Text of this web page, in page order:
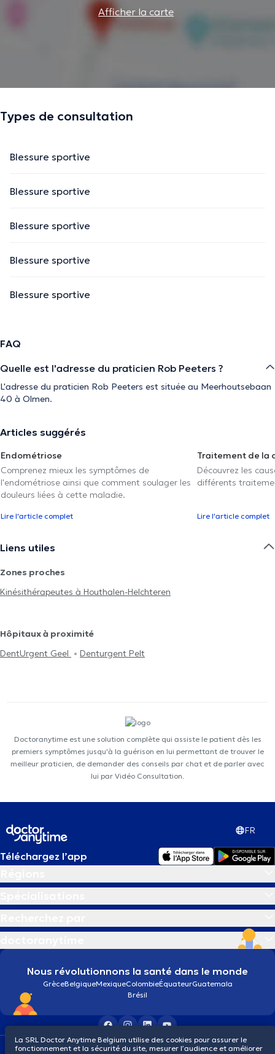
Afficher la carte
Types de consultation
Blessure sportive
Blessure sportive
Blessure sportive
Blessure sportive
Blessure sportive
FAQ
Quelle est l'adresse du praticien Rob Peeters ?
L'adresse du praticien Rob Peeters est située au Meerhoutsebaan
40 à Olmen.
Articles suggérés
Endométriose
Comprenez mieux les symptômes de
l'endométriose ainsi que comment soulager les
douleurs liées à cette maladie.
Lire l'article complet
Traitement de la
Découvrez les
différents
Lire l'article complet
Liens utiles
Zones proches
Kinésithérapeutes à Houthalen-Helchteren
Hôpitaux à proximité
DentUrgent Geel
Denturgent Pelt
Doctoranytime est une solution complète qui assiste le patient dès les
premiers symptômes jusqu'à la guérison en lui permettant de trouver le
meilleur praticien, de demander des conseils par chat et de parler avec
lui par Vidéo Consultation.
FR
Téléchargez l’app
Nous révolutionnons la santé dans le monde
GrèceBelgiqueMexiqueColombieÉquateurGuatemala
Brésil
Conditions généralesCookiesPolitique de confidentialité
La SRL Doctor Anytime Belgium utilise des cookies pour assurer le
fonctionnement et la sécurité du site, mesurer l’audience et améliorer